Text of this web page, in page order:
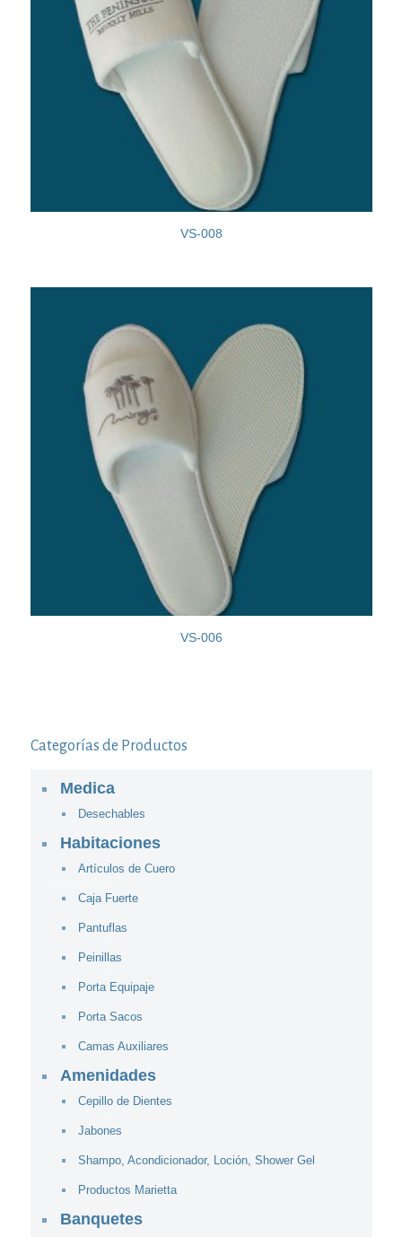
VS-008
VS-006
Categorías de Productos
Medica
Desechables
Habitaciones
Artículos de Cuero
Caja Fuerte
Pantuflas
Peinillas
Porta Equipaje
Porta Sacos
Camas Auxiliares
Amenidades
Cepillo de Dientes
Jabones
Shampo, Acondicionador, Loción, Shower Gel
Productos Marietta
Banquetes